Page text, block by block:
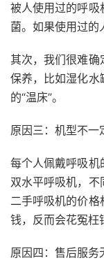
被人使用过的呼吸
菌。如果使用过的
其次，我们很难确
保养，比如湿化水
的“温床”。
原因三：机型不一
每个人佩戴呼吸机
双水平呼吸机，
二手呼吸机的价
钱，反而会花冤枉
原因四：售后服务